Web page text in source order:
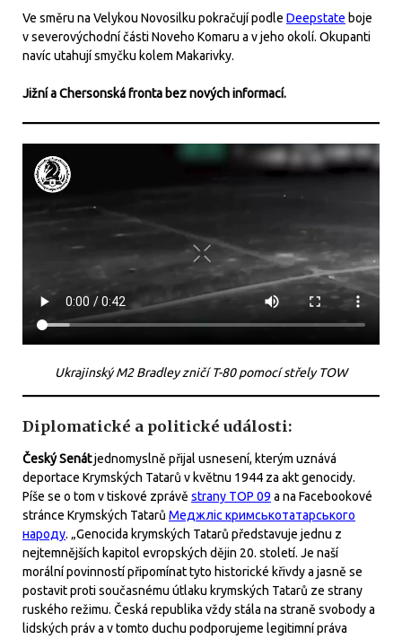
Ve směru na Velykou Novosilku pokračují podle Deepstate boje
v severovýchodní části Noveho Komaru a v jeho okolí. Okupanti
navíc utahují smyčku kolem Makarivky.
Jižní a Chersonská fronta bez nových informací.
Ukrajinský M2 Bradley zničí T-80 pomocí střely TOW
Diplomatické a politické události:
Český Senátjednomyslně přijal usnesení, kterým uznává
deportace Krymských Tatarů v květnu 1944 za akt genocidy.
Píše se o tom v tiskové zprávě strany TOP 09 a na Facebookové
stránce Krymských Tatarů Меджліс кримськотатарського
народу. „Genocida krymských Tatarů představuje jednu z
nejtemnějších kapitol evropských dějin 20. století. Je naší
morální povinností připomínat tyto historické křivdy a jasně se
postavit proti současnému útlaku krymských Tatarů ze strany
ruského režimu. Česká republika vždy stála na straně svobody a
lidských práv a v tomto duchu podporujeme legitimní práva